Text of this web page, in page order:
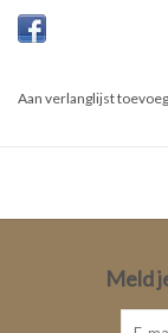
Kleur:
Materiaal:
Aan verlanglijst
Meld